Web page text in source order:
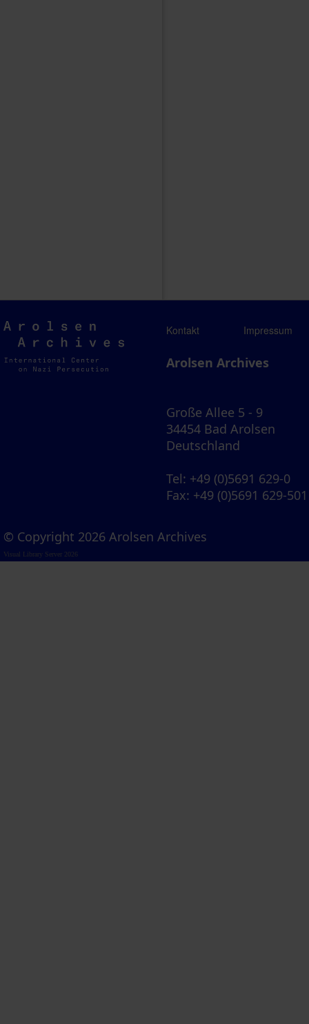
Arolsen
Archives
Kontakt Impressum
Arolsen Archives
Große Allee 5 - 9
34454 Bad Arolsen
Deutschland
Tel: +49 (0)5691 629-0
Fax: +49 (0)5691 629-501
© Copyright 2026 Arolsen Archives
Visual Library Server 2026